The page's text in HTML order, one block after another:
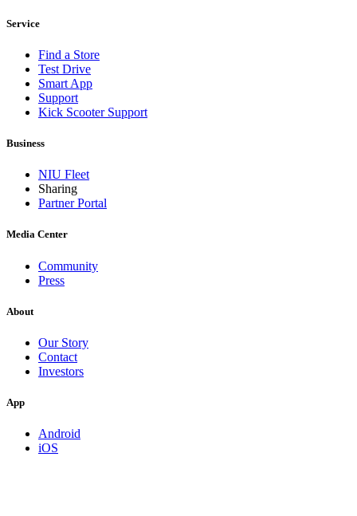
Service
Find a Store
Test Drive
Smart App
Support
Kick Scooter Support
Business
NIU Fleet
Sharing
Partner Portal
Media Center
Community
Press
About
Our Story
Contact
Investors
App
Android
iOS